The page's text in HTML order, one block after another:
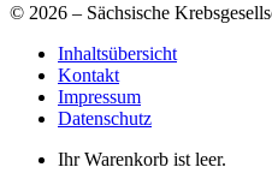
© 2026 – Sächsische
Inhaltsübersicht
Kontakt
Impressum
Datenschutz
Ihr Warenkorb ist leer.